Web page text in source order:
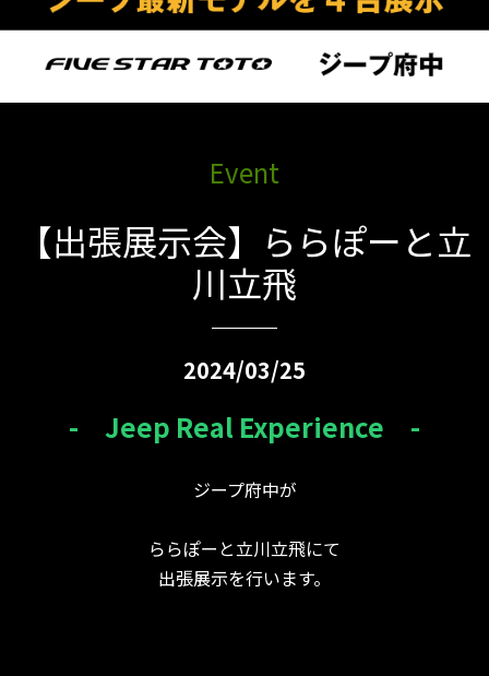
Event
【出張展示会】ららぽーと立
川立飛
2024/03/25
- Jeep Real Experience -
ジープ府中が
ららぽーと立川立飛にて
出張展示を行います。